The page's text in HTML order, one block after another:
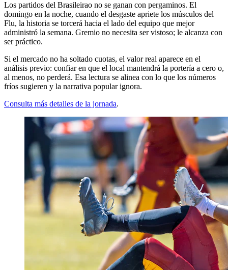
Los partidos del Brasileirao no se ganan con pergaminos. El
domingo en la noche, cuando el desgaste apriete los músculos del
Flu, la historia se torcerá hacia el lado del equipo que mejor
administró la semana. Gremio no necesita ser vistoso; le alcanza con
ser práctico.
Si el mercado no ha soltado cuotas, el valor real aparece en el
análisis previo: confiar en que el local mantendrá la portería a cero o,
al menos, no perderá. Esa lectura se alinea con lo que los números
fríos sugieren y la narrativa popular ignora.
Consulta más detalles de la jornada.